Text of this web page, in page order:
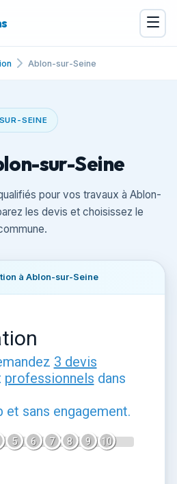
Ablon-sur-Seine
SEINE
sur-Seine
pour vos travaux à Ablon-
les devis et choisissez le
à Ablon-sur-Seine
3 devis
professionnels dans
et sans engagement.
5 6 7 8 9 10